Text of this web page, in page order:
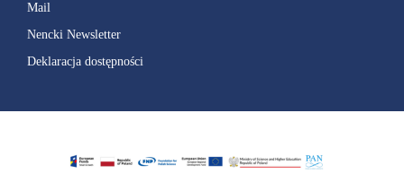
Mail
Nencki Newsletter
Deklaracja dostępności